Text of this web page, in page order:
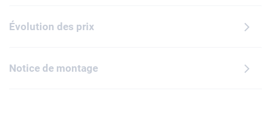
de fleurs amovibles ou un micro classique rotatif sur un
support fleuri. Chaque modèle est parfait pour s'amuser ou
chaque boîte, les sets LEGO Creator 3-en-1 constituent de
beaux cadeaux. Les enfants seront ravis de construire ces
Évolution des prix
Notice de montage